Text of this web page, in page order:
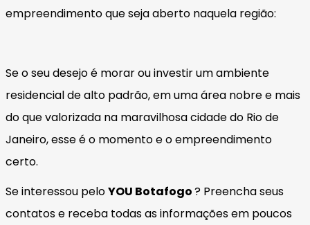
empreendimento que seja aberto naquela região:
Se o seu desejo é morar ou investir um ambiente
residencial de alto padrão, em uma área nobre e mais
do que valorizada na maravilhosa cidade do Rio de
Janeiro, esse é o momento e o empreendimento
certo.
Se interessou peloYOU Botafogo? Preencha seus
contatos e receba todas as informações em poucos